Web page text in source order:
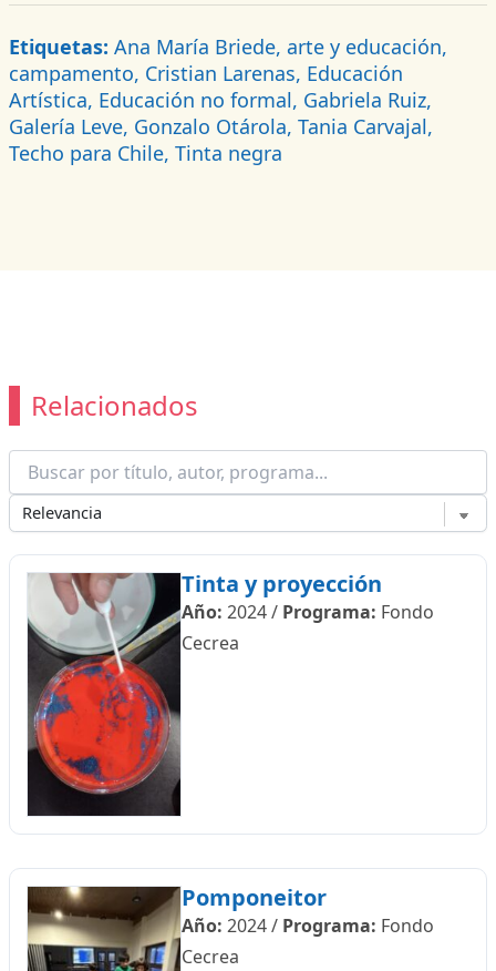
Etiquetas: Ana María Briede, arte y educación,
campamento, Cristian Larenas, Educación
Artística, Educación no formal, Gabriela Ruiz,
Galería Leve, Gonzalo Otárola, Tania Carvajal,
Techo para Chile, Tinta negra
Relacionados
Tinta y proyección
Año: 2024/ Programa: Fondo
Cecrea
Pomponeitor
Año: 2024/ Programa: Fondo
Cecrea